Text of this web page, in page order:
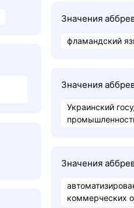
Значения
фламандский
Значения
Украинский
Значения
коммерческих